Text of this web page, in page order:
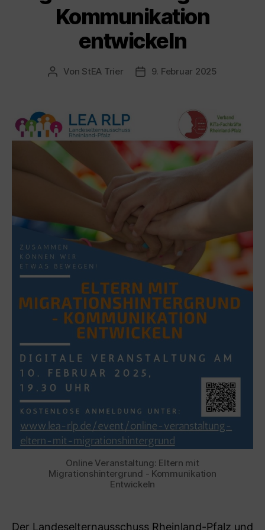
Kommunikation
entwickeln
Beitragsautor
Von StEA Trier Veröffentlichungsdatum
9. Februar 2025
Online Veranstaltung: Eltern mit
Migrationshintergrund - Kommunikation
Entwickeln
Der Landeselternausschuss Rheinland-Pfalz und